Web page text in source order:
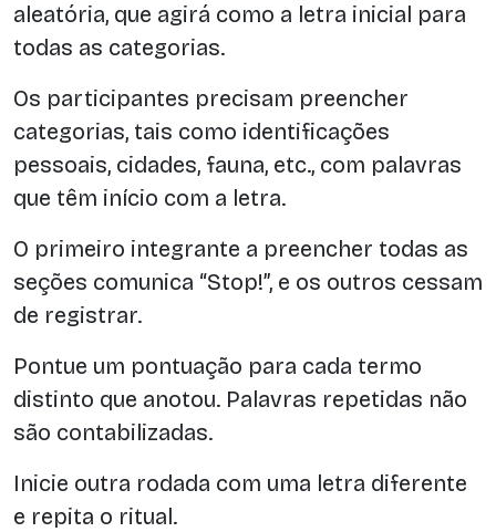
aleatória, que agirá como a letra inicial para
todas as categorias.
Os participantes precisam preencher
categorias, tais como identificações
pessoais, cidades, fauna, etc., com palavras
que têm início com a letra.
O primeiro integrante a preencher todas as
seções comunica “Stop!”, e os outros cessam
de registrar.
Pontue um pontuação para cada termo
distinto que anotou. Palavras repetidas não
são contabilizadas.
Inicie outra rodada com uma letra diferente
e repita o ritual.